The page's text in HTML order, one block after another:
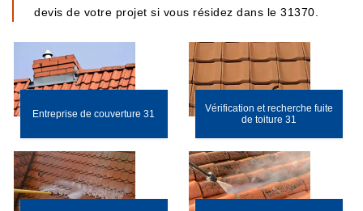
devis de votre projet si vous résidez dans le 31370.
Entreprise de couverture 31
Vérification et recherche fuite
de toiture 31